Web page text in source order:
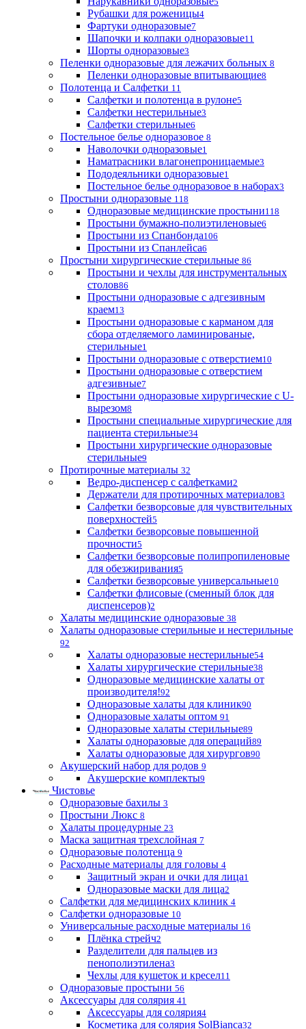
Рубашки для роженицы4
Фартуки одноразовые7
Шапочки и колпаки одноразовые11
Шорты одноразовые3
Пеленки одноразовые для лежачих больных 8
Пеленки одноразовые впитывающие8
Полотенца и Салфетки 11
Салфетки и полотенца в рулоне5
Салфетки нестерильные3
Салфетки стерильные6
Постельное белье одноразовое 8
Наволочки одноразовые1
Наматрасники влагонепроницаемые3
Пододеяльники одноразовые1
Постельное белье одноразовое в наборах3
Простыни одноразовые 118
Одноразовые медицинские простыни118
Простыни бумажно-полиэтиленовые6
Простыни из Спанбонда106
Простыни из Спанлейса6
Простыни хирургические стерильные 86
Простыни и чехлы для инструментальных
столов86
Простыни одноразовые с адгезивным
краем13
Простыни одноразовые с карманом для
сбора отделяемого ламинированые,
стерильные1
Простыни одноразовые с отверстием10
Простыни одноразовые с отверстием
адгезивные7
Простыни одноразовые хирургические с U-
вырезом8
Простыни специальные хирургические для
пациента стерильные34
Простыни хирургические одноразовые
стерильные9
Протирочные материалы 32
Ведро-диспенсер с салфетками2
Держатели для протирочных материалов3
Салфетки безворсовые для чувствительных
поверхностей5
Салфетки безворсовые повышенной
прочности5
Салфетки безворсовые полипропиленовые
для обезжиривания5
Салфетки безворсовые универсальные10
Салфетки флисовые (сменный блок для
диспенсеров)2
Халаты медицинские одноразовые 38
Халаты одноразовые стерильные и нестерильные
92
Халаты одноразовые нестерильные54
Халаты хирургические стерильные38
Одноразовые медицинские халаты от
производителя!92
Одноразовые халаты для клиник90
Одноразовые халаты оптом 91
Одноразовые халаты стерильные89
Халаты одноразовые для операций89
Халаты одноразовые для хирургов90
Акушерский набор для родов 9
Акушерские комплекты9
Чистовье
Одноразовые бахилы 3
Простыни Люкс 8
Халаты процедурные 23
Маска защитная трехслойная 7
Одноразовые полотенца 9
Расходные материалы для головы 4
Защитный экран и очки для лица1
Одноразовые маски для лица2
Салфетки для медицинских клиник 4
Салфетки одноразовые 10
Универсальные расходные материалы 16
Плёнка стрейч2
Разделители для пальцев из
пенополиэтилена3
Чехлы для кушеток и кресел11
Одноразовые простыни 56
Аксессуары для солярия 41
Аксессуары для солярия4
Косметика для солярия SolBianca32